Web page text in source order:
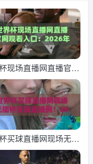
现场直播网直播官网
口：2026年最全观
【世界杯现场直播
官方入口
买球直播网现场无插
直播网！2026世界